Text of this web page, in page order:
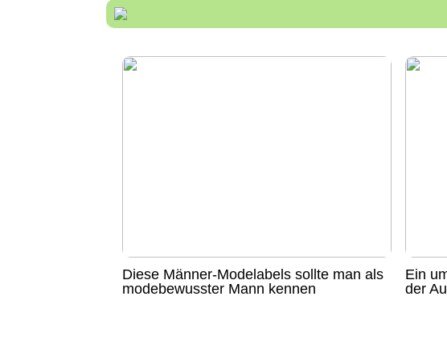
Diese Männer-Modelabels sollte man als
modebewusster Mann kennen
Ein
der